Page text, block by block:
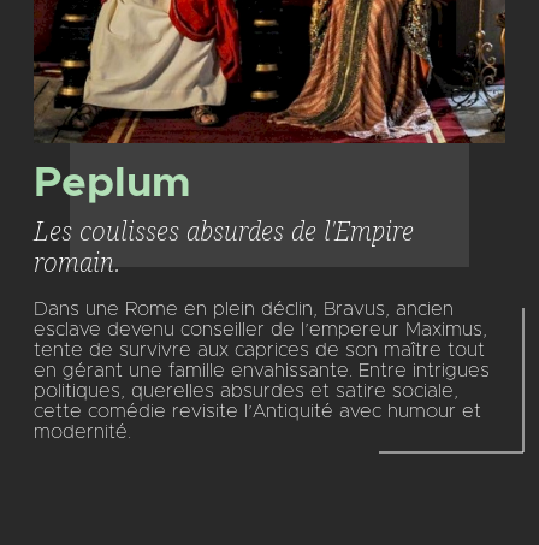
Peplum
Les coulisses absurdes de l'Empire
romain.
Dans une Rome en plein déclin, Bravus, ancien
esclave devenu conseiller de l’empereur Maximus,
tente de survivre aux caprices de son maître tout
en gérant une famille envahissante. Entre intrigues
politiques, querelles absurdes et satire sociale,
cette comédie revisite l’Antiquité avec humour et
modernité.